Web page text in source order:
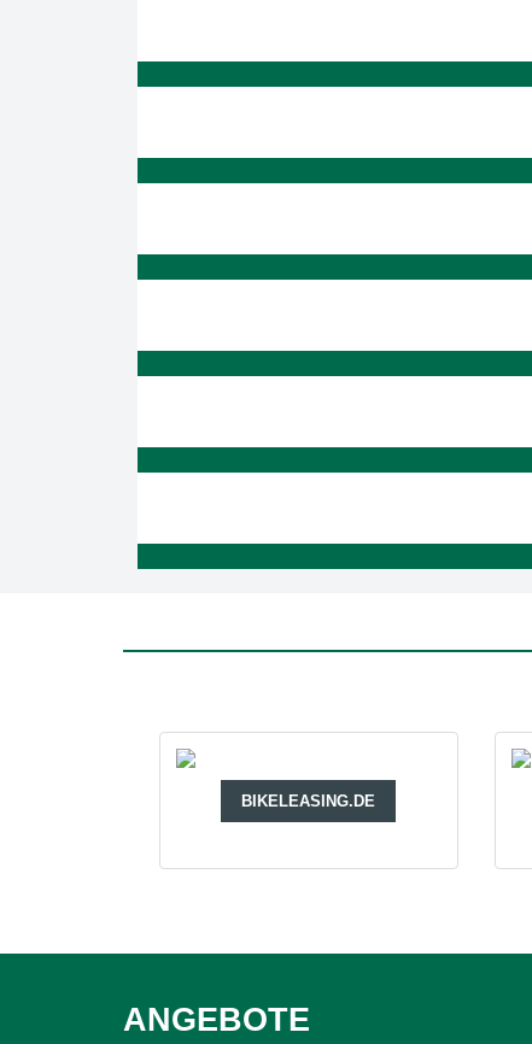
BIKELEASING.DE
ANGEBOTE